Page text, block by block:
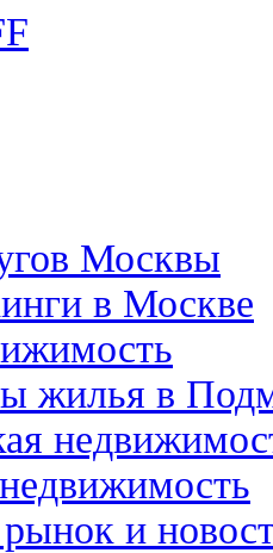
Москвы
в Москве
жилья в
и